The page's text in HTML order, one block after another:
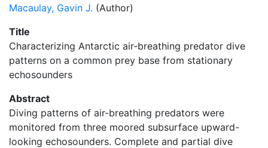
Macaulay, Gavin J. (Author)
Title
Characterizing Antarctic air-breathing predator dive
patterns on a common prey base from stationary
echosounders
Abstract
Diving patterns of air-breathing predators were
monitored from three moored subsurface upward-
looking echosounders. Complete and partial dive